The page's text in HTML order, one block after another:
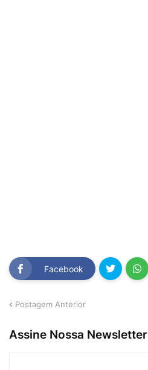
Facebook
Postagem Anterior
Assine Nossa Newsletter